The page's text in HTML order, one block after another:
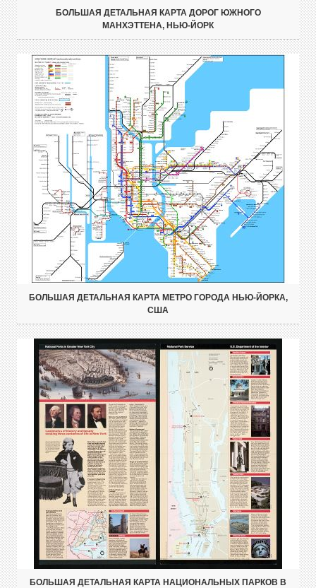
БОЛЬШАЯ ДЕТАЛЬНАЯ КАРТА ДОРОГ ЮЖНОГО
МАНХЭТТЕНА, НЬЮ-ЙОРК
БОЛЬШАЯ ДЕТАЛЬНАЯ КАРТА МЕТРО ГОРОДА НЬЮ-ЙОРКА,
США
БОЛЬШАЯ ДЕТАЛЬНАЯ КАРТА НАЦИОНАЛЬНЫХ ПАРКОВ В